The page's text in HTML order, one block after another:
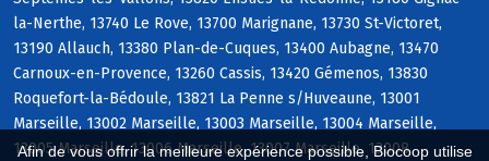
Afin de vous offrir la meilleure expérience possible, Biocoop utilise
la-Nerthe, 13740 Le Rove, 13700 Marignane, 13730 St-Victoret,
13190 Allauch, 13380 Plan-de-Cuques, 13400 Aubagne, 13470
Carnoux-en-Provence, 13260 Cassis, 13420 Gémenos, 13830
Roquefort-la-Bédoule, 13821 La Penne s/Huveaune, 13001
Marseille, 13002 Marseille, 13003 Marseille, 13004 Marseille,
13005 Marseille, 13006 Marseille, 13007 Marseille, 13008